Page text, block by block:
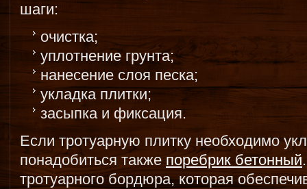
шаги:
очистка;
уплотнение грунта;
нанесение слоя песка;
укладка плитки;
засыпка и фиксация.
Если тротуарную плитку необходимо
понадобиться такжепоребрик бетонный
тротуарного бордюра, которая